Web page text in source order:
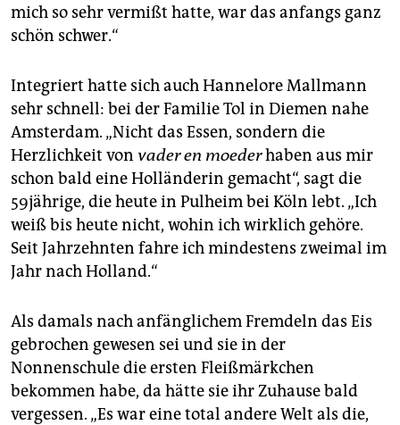
mich so sehr vermißt hatte, war das anfangs ganz
schön schwer.“
Integriert hatte sich auch Hannelore Mallmann
sehr schnell: bei der Familie Tol in Diemen nahe
Amsterdam. „Nicht das Essen, sondern die
Herzlichkeit von vader en moederhaben aus mir
schon bald eine Holländerin gemacht“, sagt die
59jährige, die heute in Pulheim bei Köln lebt. „Ich
weiß bis heute nicht, wohin ich wirklich gehöre.
Seit Jahrzehnten fahre ich mindestens zweimal im
Jahr nach Holland.“
Als damals nach anfänglichem Fremdeln das Eis
gebrochen gewesen sei und sie in der
Nonnenschule die ersten Fleißmärkchen
bekommen habe, da hätte sie ihr Zuhause bald
vergessen. „Es war eine total andere Welt als die,